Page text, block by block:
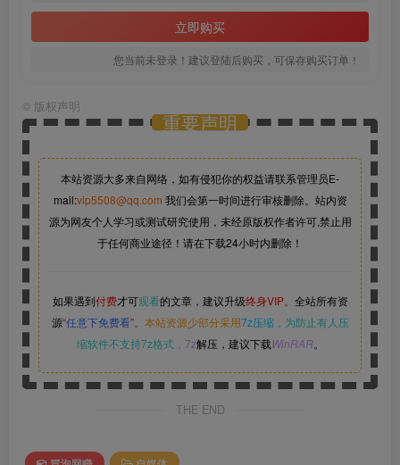
立即购买
您当前未登录！建议登陆后购买，可保存购买订单！
© 版权声明
重要声明
本站资源大多来自网络，如有侵犯你的权益请联系管理员E-
mail:vip5508@qq.com 我们会第一时间进行审核删除。站内资
源为网友个人学习或测试研究使用，未经原版权作者许可,禁止用
于任何商业途径！请在下载24小时内删除！
如果遇到付费才可观看的文章，建议升级终身VIP。 全站所有资
源“任意下免费看”。 本站资源少部分采用7z压缩， 为防止有人压
缩软件不支持7z格式，7z解压，建议下载WinRAR。
THE END